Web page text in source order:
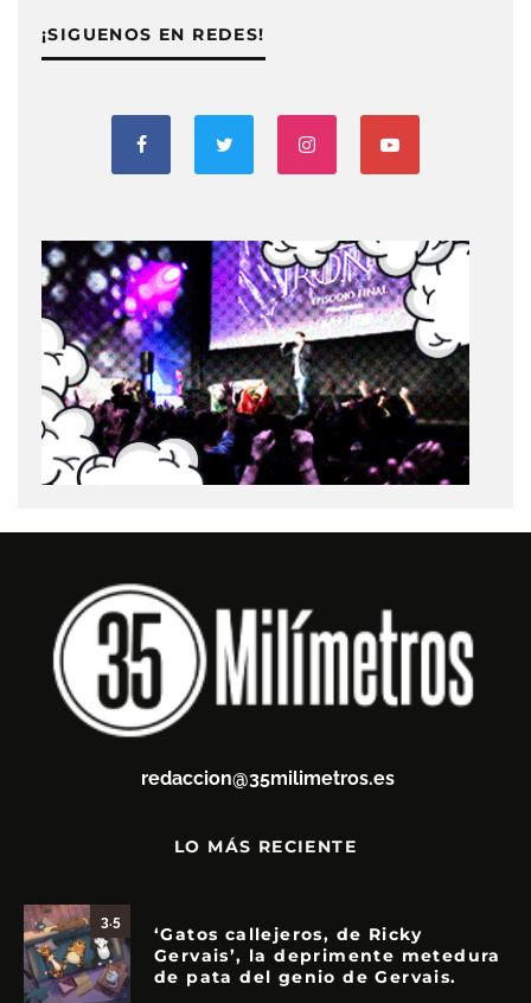
¡SIGUENOS EN REDES!
redaccion@35milimetros.es
LO MÁS RECIENTE
3.5
‘Gatos callejeros, de Ricky
Gervais’, la deprimente metedura
de pata del genio de Gervais.